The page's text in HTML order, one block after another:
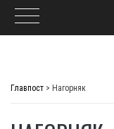
Главпост > Нагорняк